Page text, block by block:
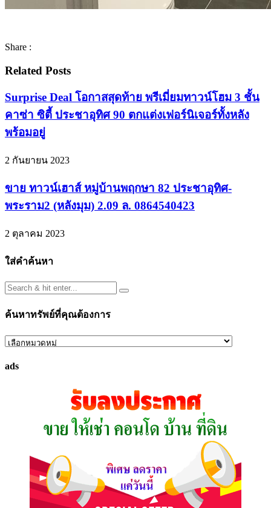
Share :
Related Posts
Surprise Deal โอกาสสุดท้าย พรีเมี่ยมทาวน์โฮม 3 ชั้น
คาซ่า ซิตี้ ประชาอุทิศ 90 ตกแต่งเฟอร์นิเจอร์ทั้งหลัง
พร้อมอยู่
2 กันยายน 2023
ขาย ทาวน์เฮาส์ หมู่บ้านพฤกษา 82 ประชาอุทิศ-
พระราม2 (หลังมุม) 2.09 ล. 0864540423
2 ตุลาคม 2023
ใส่คำค้นหา
ค้นหาทรัพย์ที่คุณต้องการ
ค้นหา
ที่
ads